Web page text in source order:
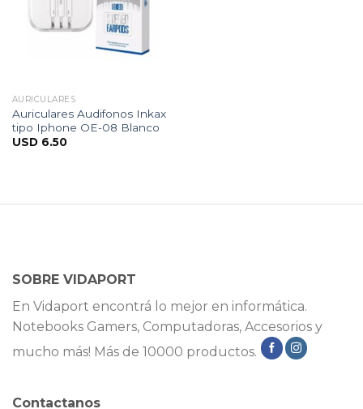
AURICULARES
Auriculares Audifonos Inkax
tipo Iphone OE-08 Blanco
USD 6.50
SOBRE VIDAPORT
En Vidaport encontrá lo mejor en informática.
Notebooks Gamers, Computadoras, Accesorios y
mucho más! Más de 10000 productos.
Contactanos